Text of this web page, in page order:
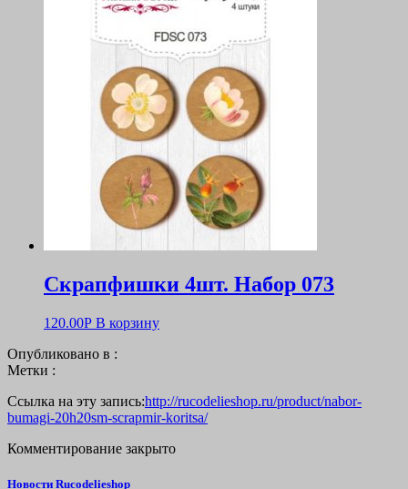
Скрапфишки 4шт. Набор 073
120.00Р В корзину
Опубликовано в :
Метки :
Ссылка на эту запись:http://rucodelieshop.ru/product/nabor-
bumagi-20h20sm-scrapmir-koritsa/
Комментирование закрыто
Новости Rucodelieshop